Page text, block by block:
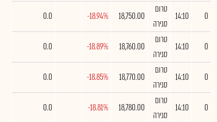
0
14:10
טרום
סגירה
18,750.00
-18.94%
0.0
0
14:10
טרום
סגירה
18,760.00
-18.89%
0.0
0
14:10
טרום
סגירה
18,770.00
-18.85%
0.0
0
14:10
טרום
סגירה
18,780.00
-18.81%
0.0